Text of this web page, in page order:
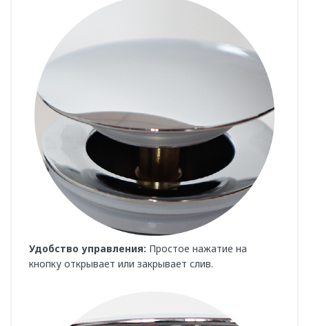
Удобство управления: Простое нажатие на
кнопку открывает или закрывает слив.